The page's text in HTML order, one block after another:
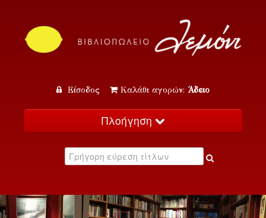
Είσοδος Καλάθι αγορών: Άδειο
Πλοήγηση
Κατάλογος
Εκδηλώσεις